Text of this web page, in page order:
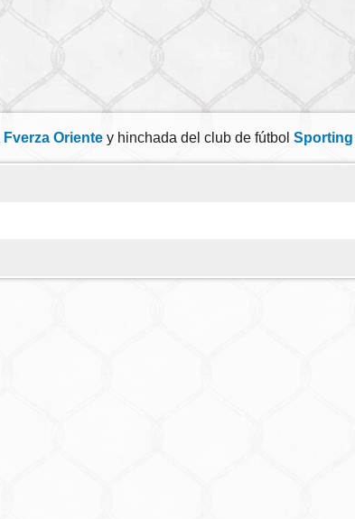
Fverza Oriente y hinchada del club de fútbol Sporting